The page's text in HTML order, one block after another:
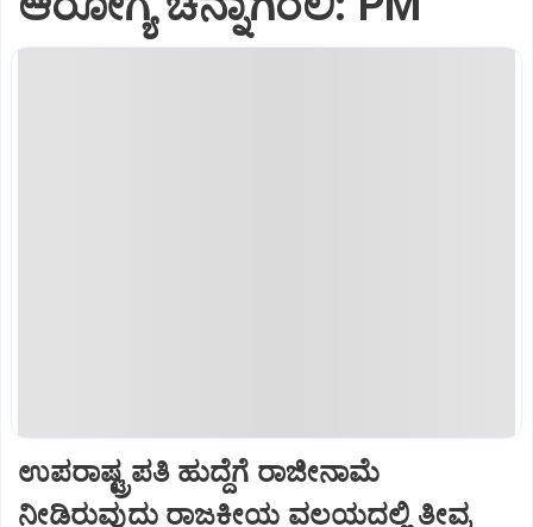
ಉಪರಾಷ್ಟ್ರಪತಿ ಹುದ್ದೆಗೆ ರಾಜೀನಾಮೆ
ನೀಡಿರುವುದು ರಾಜಕೀಯ ವಲಯದಲ್ಲಿ ತೀವ್ರ